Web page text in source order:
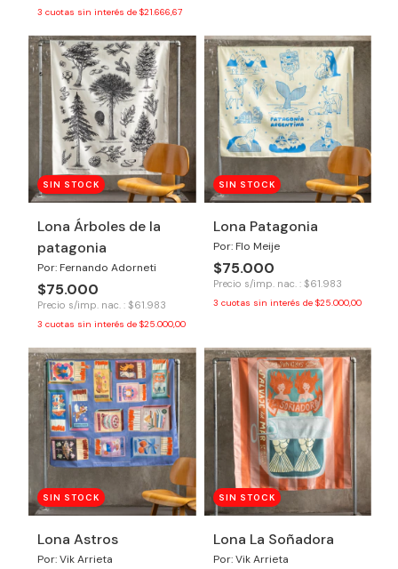
3 cuotas sin interés de $21.666,67
SIN STOCK
Lona Árboles de la
patagonia
Por: Fernando Adorneti
$75.000
Precio s/imp. nac. : $61.983
3 cuotas sin interés de $25.000,00
SIN STOCK
Lona Patagonia
Por: Flo Meije
$75.000
Precio s/imp. nac. : $61.983
3 cuotas sin interés de $25.000,00
SIN STOCK
Lona Astros
Por: Vik Arrieta
SIN STOCK
Lona La Soñadora
Por: Vik Arrieta